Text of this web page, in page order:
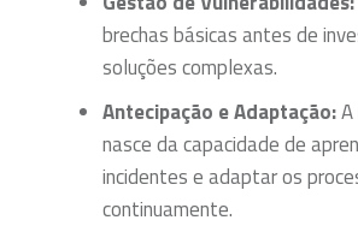
brechas básicas antes de
soluções complexas.
Antecipação e Adaptação:
nasce da capacidade de
incidentes e adaptar os
continuamente.